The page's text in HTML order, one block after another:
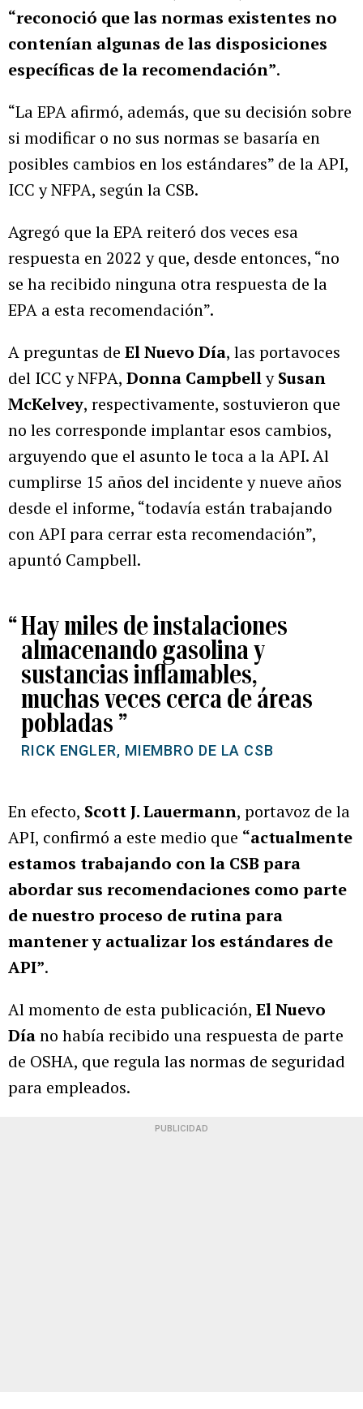
“reconoció que las normas existentes no
contenían algunas de las disposiciones
específicas de la recomendación”.
“La EPA afirmó, además, que su decisión sobre
si modificar o no sus normas se basaría en
posibles cambios en los estándares” de la API,
ICC y NFPA, según la CSB.
Agregó que la EPA reiteró dos veces esa
respuesta en 2022 y que, desde entonces, “no
se ha recibido ninguna otra respuesta de la
EPA a esta recomendación”.
A preguntas de El Nuevo Día, las portavoces
del ICC y NFPA, Donna CampbellySusan
McKelvey, respectivamente, sostuvieron que
no les corresponde implantar esos cambios,
arguyendo que el asunto le toca a la API. Al
cumplirse 15 años del incidente y nueve años
desde el informe, “todavía están trabajando
con API para cerrar esta recomendación”,
apuntó Campbell.
“Hay miles de instalaciones
almacenando gasolina y
sustancias inflamables,
muchas veces cerca de áreas
pobladas ”
RICK ENGLER, MIEMBRO DE LA CSB
En efecto, Scott J. Lauermann, portavoz de la
API, confirmó a este medio que “actualmente
estamos trabajando con la CSB para
abordar sus recomendaciones como parte
de nuestro proceso de rutina para
mantener y actualizar los estándares de
API”.
Al momento de esta publicación, El Nuevo
Díano había recibido una respuesta de parte
de OSHA, que regula las normas de seguridad
para empleados.
PUBLICIDAD